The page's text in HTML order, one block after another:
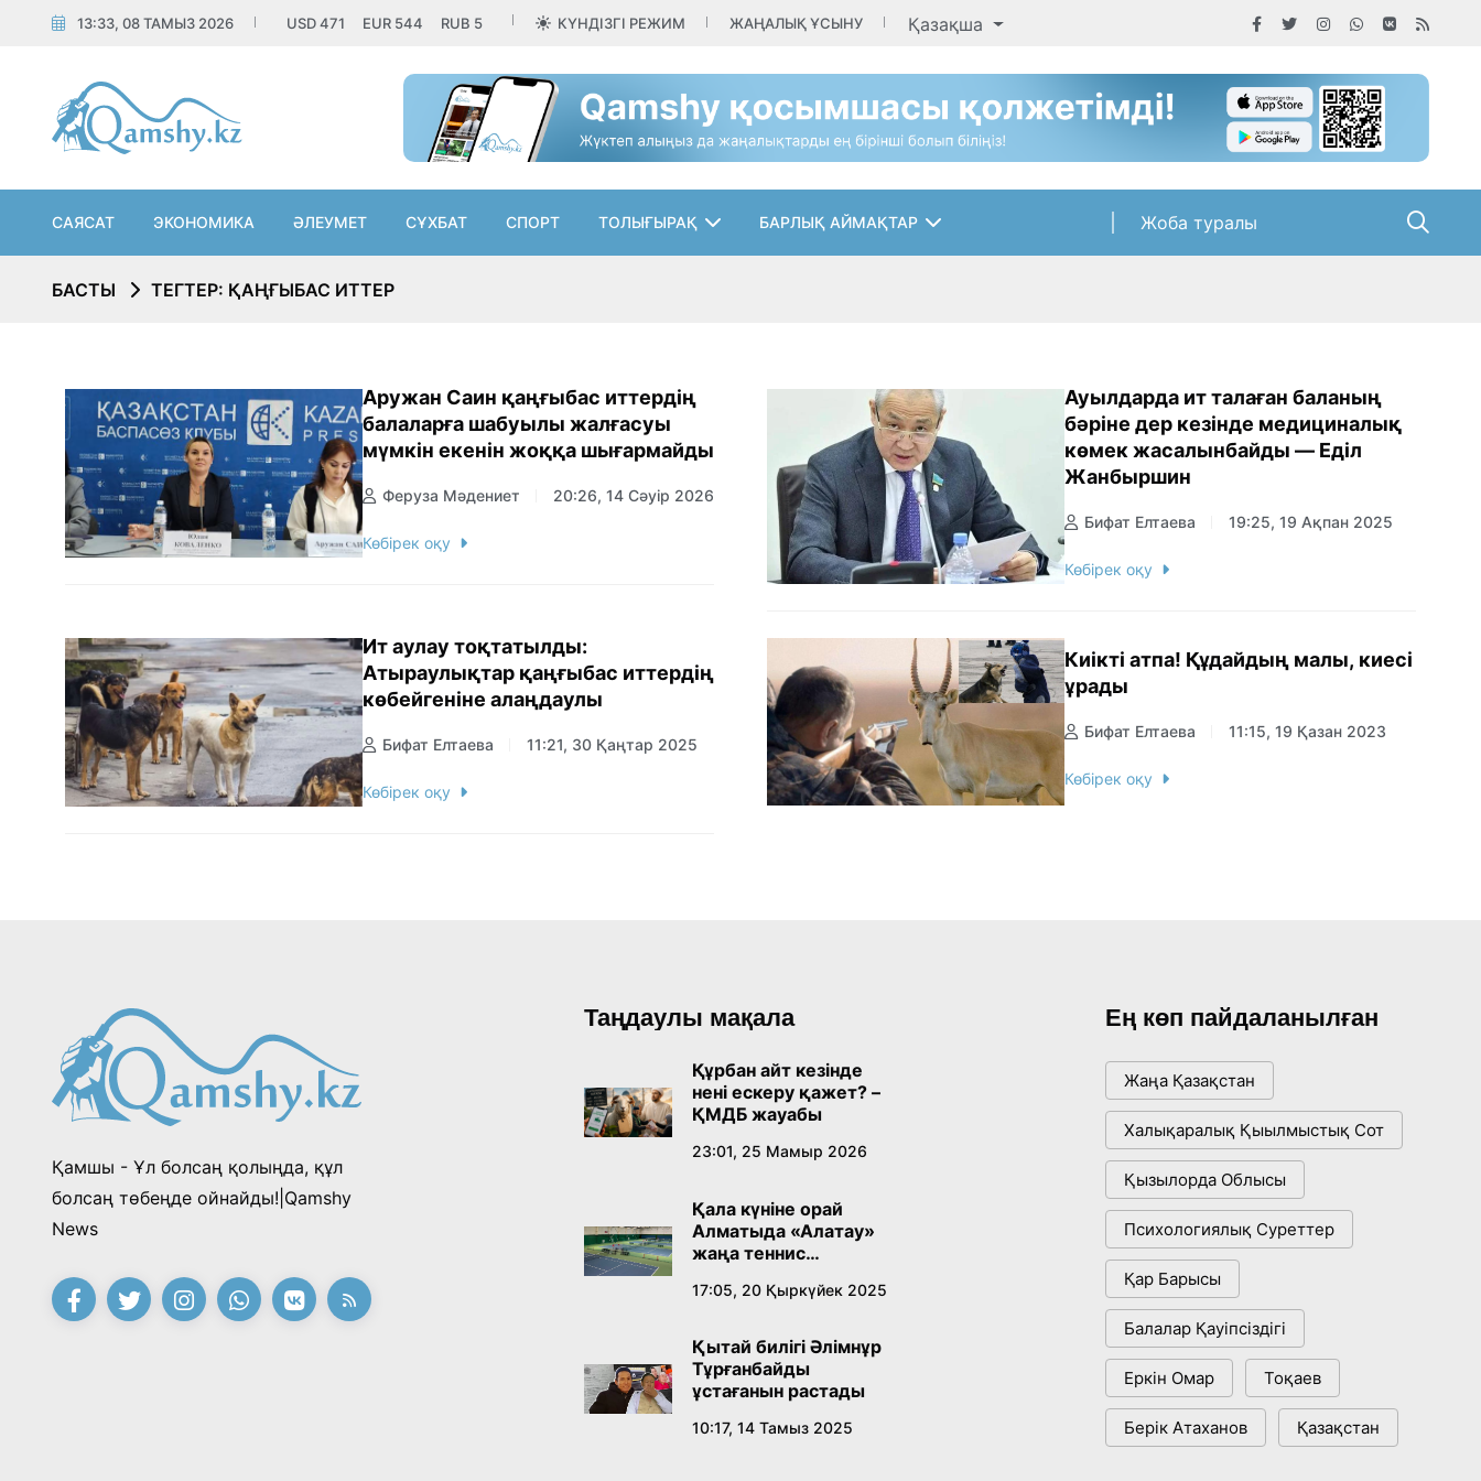
13:33, 08 ТАМЫЗ 2026 USD471 EUR 544 RUB 5 КҮНДІЗГІ РЕЖИМ ЖАҢАЛЫҚ ҰСЫНУ Қазақша
САЯСАТ ЭКОНОМИКА ӘЛЕУМЕТ СҰХБАТ СПОРТ ТОЛЫҒЫРАҚ БАРЛЫҚ АЙМАҚТАР Жоба туралы
БАСТЫ ТЕГТЕР: ҚАҢҒЫБАС ИТТЕР
Аружан Саин қаңғыбас иттердің
балаларға шабуылы жалғасуы
мүмкін екенін жоққа шығармайды
Феруза Мәдениет 20:26, 14 Сәуір 2026
Көбірек оқу
Ауылдарда ит талаған баланың
бәріне дер кезінде медициналық
көмек жасалынбайды — Еділ
Жанбыршин
Бифат Елтаева 19:25, 19 Ақпан 2025
Көбірек оқу
Ит аулау тоқтатылды:
Атыраулықтар қаңғыбас иттердің
көбейгеніне алаңдаулы
Бифат Елтаева 11:21, 30 Қаңтар 2025
Көбірек оқу
Киікті атпа! Құдайдың малы, киесі
ұрады
Бифат Елтаева 11:15, 19 Қазан 2023
Көбірек оқу
Қамшы - Ұл болсаң қолыңда, құл
болсаң төбеңде ойнайды!|Qamshy
News
Таңдаулы мақала
Құрбан айт кезінде
нені ескеру қажет? –
ҚМДБ жауабы
23:01, 25 Мамыр 2026
Қала күніне орай
Алматыда «Алатау»
жаңа теннис
17:05, 20 Қыркүйек 2025
Қытай билігі Әлімнұр
Тұрғанбайды
ұстағанын растады
10:17, 14 Тамыз 2025
Ең көп пайдаланылған
Жаңа Қазақстан
Халықаралық Қыылмыстық Сот
Қызылорда Облысы
Психологиялық Суреттер
Қар Барысы
Балалар Қауіпсіздігі
Еркін Омар Тоқаев
Берік Атаханов Қазақстан